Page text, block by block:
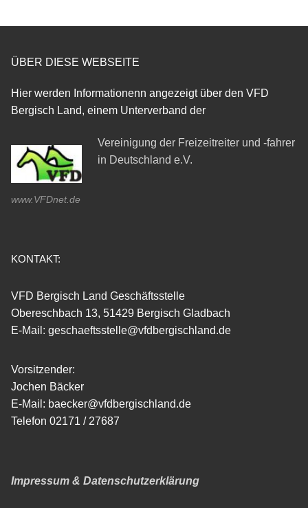
ÜBER DIESE WEBSEITE
Hier werden Informationenn angezeigt über den VFD
Bergisch Land, einem Unterverband der
www.VFDnet.de
Vereinigung der Freizeitreiter und -fahrer
in Deutschland e.V.
KONTAKT:
VFD Bergisch Land Geschäftsstelle
Obereschbach 13, 51429 Bergisch Gladbach
E-Mail: geschaeftsstelle@vfdbergischland.de
Vorsitzender:
Jochen Bäcker
E-Mail: baecker@vfdbergischland.de
Telefon 02171 / 27687
Impressum & Datenschutzerklärung